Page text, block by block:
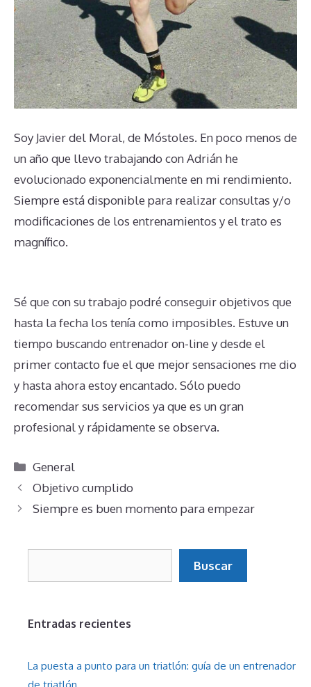
Soy Javier del Moral, de Móstoles. En poco menos de
un año que llevo trabajando con Adrián he
evolucionado exponencialmente en mi rendimiento.
Siempre está disponible para realizar consultas y/o
modificaciones de los entrenamientos y el trato es
magnífico.
Sé que con su trabajo podré conseguir objetivos que
hasta la fecha los tenía como imposibles. Estuve un
tiempo buscando entrenador on-line y desde el
primer contacto fue el que mejor sensaciones me dio
y hasta ahora estoy encantado. Sólo puedo
recomendar sus servicios ya que es un gran
profesional y rápidamente se observa.
Categorías
General
Objetivo cumplido
Siempre es buen momento para empezar
Buscar
Entradas recientes
La puesta a punto para un triatlón: guía de un entrenador